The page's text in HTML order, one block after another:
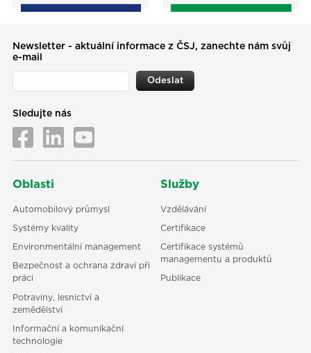
Newsletter - aktuální informace z ČSJ, zanechte nám svůj
e-mail
Odeslat
Sledujte nás
Oblasti
Automobilový průmysl
Systémy kvality
Environmentální management
Bezpečnost a ochrana zdraví při
práci
Potraviny, lesnictví a
zemědělství
Informační a komunikační
technologie
Služby
Vzdělávání
Certifikace
Certifikace systémů
managementu a produktů
Publikace